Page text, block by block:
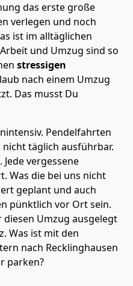
das erste große
verlegen und noch
ist im alltäglichen
Arbeit und Umzug sind so
stressigen
nach einem Umzug
Das musst Du
Pendelfahrten
täglich ausführbar.
. Jede vergessene
Was die bei uns nicht
geplant und auch
pünktlich vor Ort sein.
Umzug ausgelegt
Was ist mit den
nach Recklinghausen
parken?